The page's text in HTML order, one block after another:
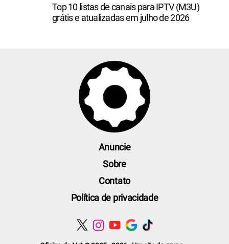
Top 10 listas de canais para IPTV (M3U)
grátis e atualizadas em julho de 2026
Anuncie
Sobre
Contato
Política de privacidade